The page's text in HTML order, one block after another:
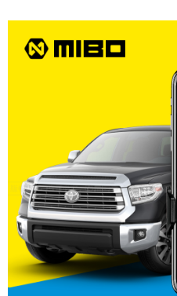
配送毎にNT$60、NT$699以上で